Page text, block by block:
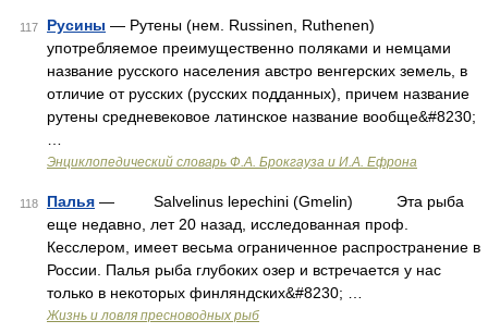
117 Русины — Рутены (нем. Russinen, Ruthenen)
употребляемое преимущественно поляками и немцами
название русского населения австро венгерских земель, в
отличие от русских (русских подданных), причем название
рутены средневековое латинское название вообще&#8230;
Энциклопедический словарь Ф.А. Брокгауза и И.А. Ефрона
118 Палья — Salvelinus lepechini (Gmelin) Эта рыба
еще недавно, лет 20 назад, исследованная проф.
Кесслером, имеет весьма ограниченное распространение в
России. Палья рыба глубоких озер и встречается у нас
только в некоторых финляндских&#8230; …
Жизнь и ловля пресноводных рыб